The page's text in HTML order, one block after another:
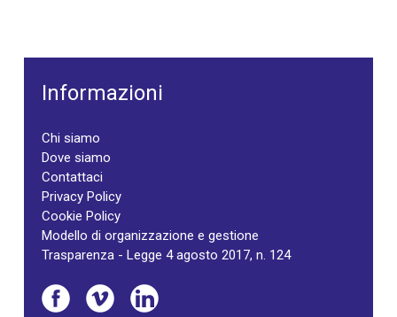
Informazioni
Chi siamo
Dove siamo
Contattaci
Privacy Policy
Cookie Policy
Modello di organizzazione e gestione
Trasparenza - Legge 4 agosto 2017, n. 124